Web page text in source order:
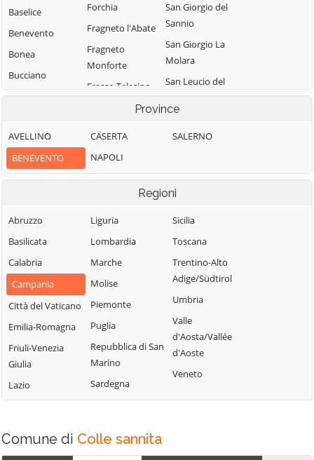
Baselice
Benevento
Bonea
Bucciano
Buonalbergo
Campolattaro
Campoli del
Monte Taburno
Castelfranco in
Castelpoto
Castelvenere
Val Fortore
Cautano
Colle Sannita
Forchia
Fragneto l'Abate
Fragneto
Monforte
Frasso Telesino
Ginestra degli
Sanframondi
Limatola
Moiano
Molinara
Montefalcone di
Val Fortore
Montesarchio
Morcone
Paduli
Pago Veiano
Pannarano
San Giorgio del
Sannio
San Giorgio La
Molara
San Leucio del
Sannio
San Lorenzo
San Lupo
San Marco dei
Cavoti
San Nazzaro
San Nicola
San Salvatore
Telesino
Sant'Angelo a
Province
AVELLINO
BENEVENTO
CASERTA
NAPOLI
SALERNO
Regioni
Abruzzo
Basilicata
Calabria
Campania
Città del Vaticano
Emilia-Romagna
Friuli-Venezia
Giulia
Lazio
Liguria
Lombardia
Marche
Molise
Piemonte
Puglia
Repubblica di San
Marino
Sardegna
Sicilia
Toscana
Trentino-Alto
Adige/Südtirol
Umbria
Valle
d'Aosta/Vallée
d'Aoste
Veneto
Comune di Colle sannita